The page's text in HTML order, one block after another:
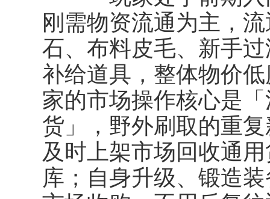
刚需物资流通为主，
石、布料皮毛、新手
补给道具，整体物价
家的市场操作核心是
货」，野外刷取的重
及时上架市场回收通
库；自身升级、锻造